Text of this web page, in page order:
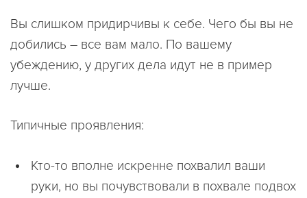
Вы слишком придирчивы к себе. Чего бы вы не
добились – все вам мало. По вашему
убеждению, у других дела идут не в пример
лучше.
Типичные проявления:
Кто-то вполне искренне похвалил ваши
руки, но вы почувствовали в похвале подвох